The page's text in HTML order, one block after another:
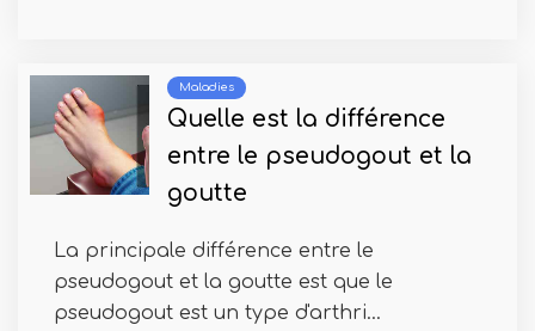
Maladies
Quelle est la différence
entre le pseudogout et la
goutte
La principale différence entre le
pseudogout et la goutte est que le
pseudogout est un type d'arthri...